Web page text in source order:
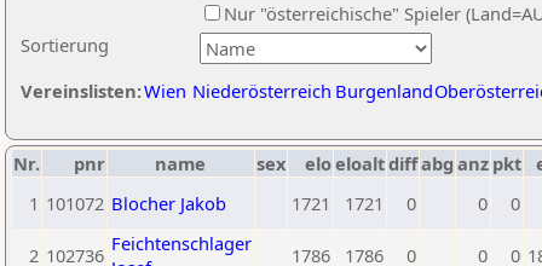
Sortierung
Nur "österreichische" Spieler
Vereinslisten:Wien Niederösterreich Burgenland
Nr. pnr name sex eloeloaltdiffabg anz pkt
1 101072 Blocher Jakob 1721 1721 0 0 0
2 102736 Feichtenschlager
1786 1786 0 0 0